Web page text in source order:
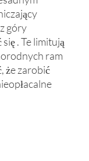
góry
. Te limitują
ram
że zarobić